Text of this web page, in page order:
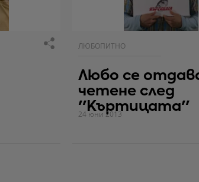
ЛЮБОПИТНО
Любо се
четене след
''Къртицата''
24 юни 2013